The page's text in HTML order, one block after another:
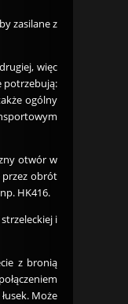
zasilane z
więc
potrzebują:
ogólny
otwór w
przez obrót
HK416.
i
z bronią
Może